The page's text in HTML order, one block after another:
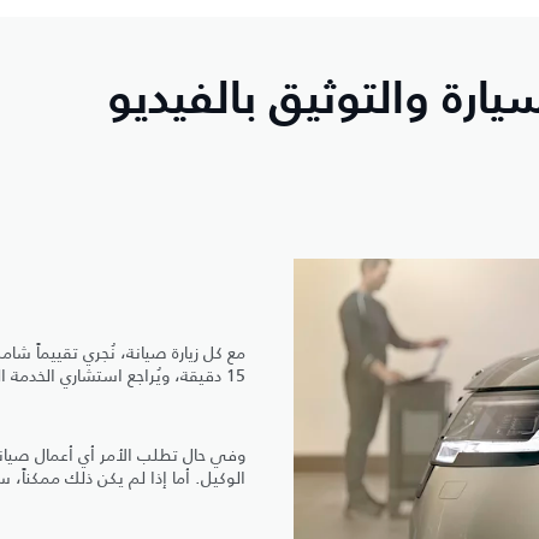
والتوثيق بالفيديو
مع كل زيارة صيانة، نُجري تقييماً
15 دقيقة، ويُراجع استشاري الخدمة النتائج معك من خلال تقرير مفصل.
وفي حال تطلب الأمر أي أعمال
الوكيل. أما إذا لم يكن ذلك